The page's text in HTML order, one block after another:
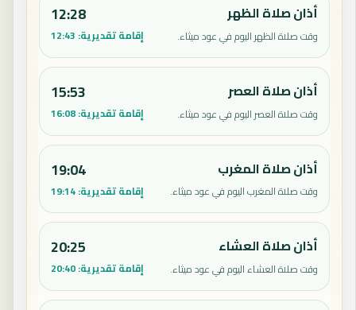
أذان صلاة الظهر
وقت صلاة الظهر اليوم في عود ميثاء.
12:28
إقامة تقديرية: 12:43
أذان صلاة العصر
وقت صلاة العصر اليوم في عود ميثاء.
15:53
إقامة تقديرية:16:08
أذان صلاة المغرب
وقت صلاة المغرب اليوم في عود ميثاء.
19:04
إقامة تقديرية:19:14
أذان صلاة العشاء
وقت صلاة العشاء اليوم في عود ميثاء.
20:25
إقامة تقديرية:20:40